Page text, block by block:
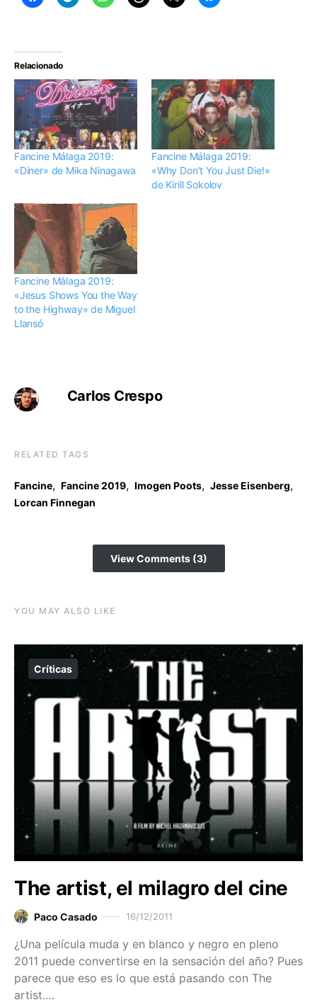
Relacionado
Fancine Málaga 2019:
«Diner» de Mika Ninagawa
Fancine Málaga 2019:
«Why Don’t You Just Die!»
de Kirill Sokolov
Fancine Málaga 2019:
«Jesus Shows You the Way
to the Highway» de Miguel
Llansó
Carlos Crespo
RELATED TAGS
Fancine, Fancine 2019, Imogen Poots, Jesse Eisenberg,
Lorcan Finnegan
View Comments (3)
YOU MAY ALSO LIKE
Críticas
The artist, el milagro del cine
Paco Casado 16/12/2011
¿Una película muda y en blanco y negro en pleno
2011 puede convertirse en la sensación del año? Pues
parece que eso es lo que está pasando con The
artist.…